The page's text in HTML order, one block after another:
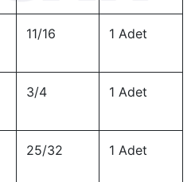
11/16 1 Adet
3/4 1 Adet
25/32 1 Adet